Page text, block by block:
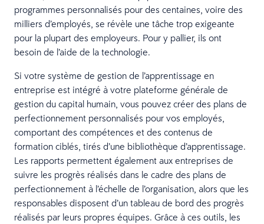
programmes personnalisés pour des centaines, voire des
milliers d’employés, se révèle une tâche trop exigeante
pour la plupart des employeurs. Pour y pallier, ils ont
besoin de l’aide de la technologie.
Si votre système de gestion de l’apprentissage en
entreprise est intégré à votre plateforme générale de
gestion du capital humain, vous pouvez créer des plans de
perfectionnement personnalisés pour vos employés,
comportant des compétences et des contenus de
formation ciblés, tirés d’une bibliothèque d’apprentissage.
Les rapports permettent également aux entreprises de
suivre les progrès réalisés dans le cadre des plans de
perfectionnement à l’échelle de l’organisation, alors que les
responsables disposent d’un tableau de bord des progrès
réalisés par leurs propres équipes. Grâce à ces outils, les